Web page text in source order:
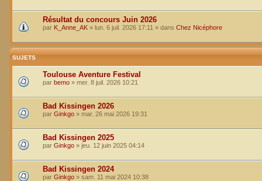
Résultat du concours Juin 2026
par K_Anne_AK » lun. 6 juil. 2026 17:11 » dans Chez Nicéphore
SUJETS
Toulouse Aventure Festival
par bemo » mer. 8 juil. 2026 10:21
Bad Kissingen 2026
par Ginkgo » mar. 26 mai 2026 19:31
Bad Kissingen 2025
par Ginkgo » jeu. 12 juin 2025 04:14
Bad Kissingen 2024
par Ginkgo » sam. 11 mai 2024 10:38